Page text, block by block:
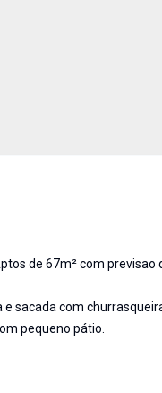
de 67m² com previsao
sacada com
pequeno pátio.